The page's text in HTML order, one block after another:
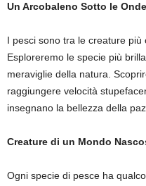
Un Arcobaleno Sotto le Onde
I pesci sono tra le creature più
Esploreremo le specie più
meraviglie della natura.
raggiungere velocità
insegnano la bellezza della
Creature di un Mondo
Ogni specie di pesce ha